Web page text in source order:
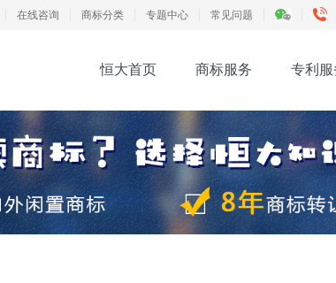
在线咨询 商标分类 专题中心 常见问题
恒大首页 商标服务 专利服